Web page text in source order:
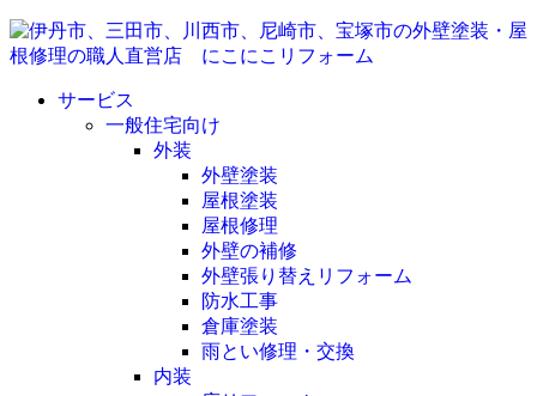
サービス
一般住宅向け
外装
外壁塗装
屋根塗装
屋根修理
外壁の補修
外壁張り替えリフォーム
防水工事
倉庫塗装
雨とい修理・交換
内装